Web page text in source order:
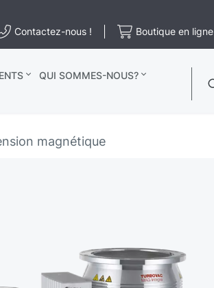
Contactez-nous ! Boutique en ligne
QUI SOMMES-NOUS?
magnétique